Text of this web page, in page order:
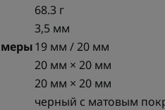
68.3 г
3,5 мм
19 мм / 20 мм
20 мм × 20 мм
20 мм × 20 мм
черный с матовым